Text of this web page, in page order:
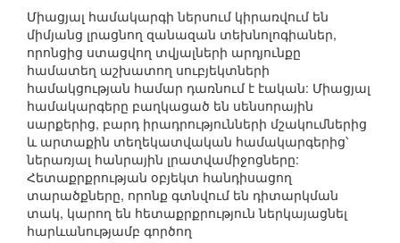
Միացյալ համակարգի ներսում կիրառվում են
միմյանց լրացնող զանազան տեխնոլոգիաներ,
որոնցից ստացվող տվյալների արդյունքը
համատեղ աշխատող սուբյեկտների
համակցության համար դառնում է էական: Միացյալ
համակարգերը բաղկացած են սենսորային
սարքերից, բարդ իրադրությունների մշակումներից
և արտաքին տեղեկատվական համակարգերից՝
ներառյալ հանրային լրատվամիջոցները:
Հետաքրքրության օբյեկտ հանդիսացող
տարածքները, որոնք գտնվում են դիտարկման
տակ, կարող են հետաքրքրություն ներկայացնել
հարևանությամբ գործող